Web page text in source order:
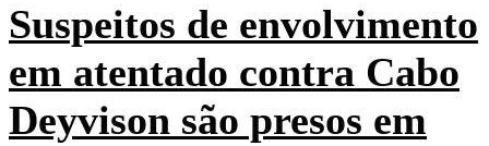
Suspeitos de envolvimento
em atentado contra Cabo
Deyvison são presos em